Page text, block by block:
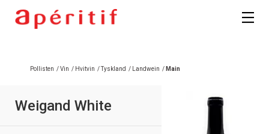
Pollisten /Vin / Hvitvin /Tyskland / Landwein / Main
Weigand White